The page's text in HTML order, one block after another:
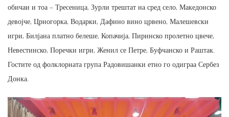
обичаи и тоа – Тресеница, Зурли трештат на сред село, Македонско
девојче, Црногорка, Водарки, Дафино вино црвено, Малешевски
игри, Билјана платно белеше, Копачија, Пиринско пролетно цвече,
Невестинско, Поречки игри, Женил се Петре, Буфчанско и Раштак.
Гостите од фолклорната група Радовишанки етно го одиграа Сербез
Донка.